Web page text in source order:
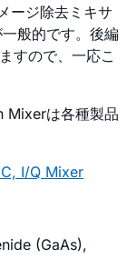
ージ除去ミキサ
般的です。後編
すので、一応こ
Mixerは各種製品
I/Q Mixer
(GaAs),